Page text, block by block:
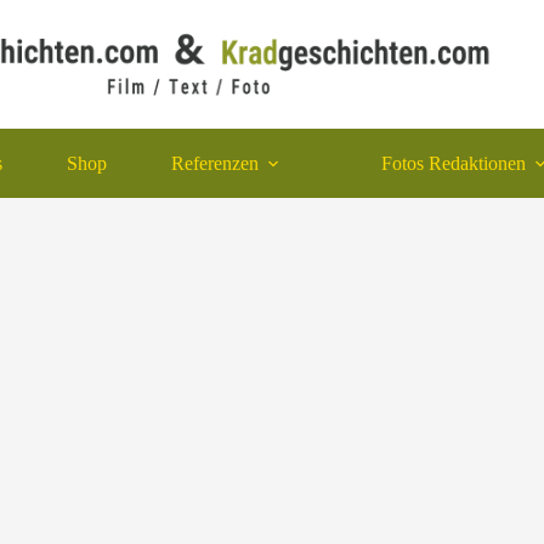
Shop Referenzen Fotos Redaktionen